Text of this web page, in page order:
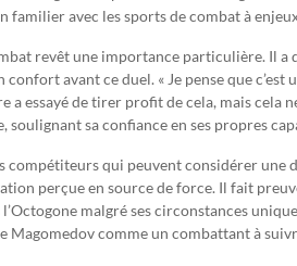
familier avec les sports de combat à
revêt une importance particulière. Il a
avant ce duel. « Je pense que c’est
a essayé de tirer profit de cela, mais cela
soulignant sa confiance en ses propres
qui peuvent considérer une
perçue en source de force. Il fait
malgré ses circonstances
comme un combattant à